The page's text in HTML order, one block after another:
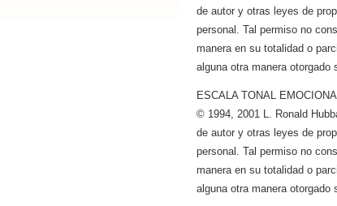
de autor y otras leyes de
personal. Tal permiso no
manera en su totalidad o
alguna otra manera
ESCALA TONAL EMOCIONAL
© 1994, 2001 L. Ronald
de autor y otras leyes de
personal. Tal permiso no
manera en su totalidad o
alguna otra manera otorgado